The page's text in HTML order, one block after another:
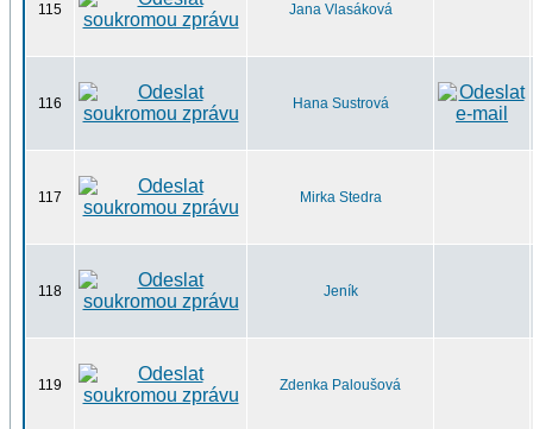
115 Jana Vlasáková
116 Hana Sustrová
117 Mirka Stedra
118 Jeník
119 Zdenka Paloušová